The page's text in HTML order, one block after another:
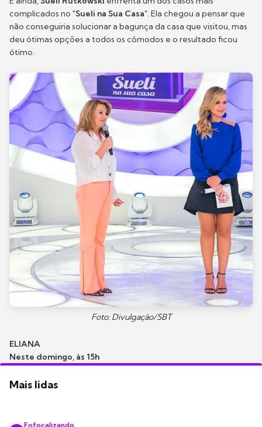
complicados no "Sueli na Sua Casa". Ela chegou a pensar que
não conseguiria solucionar a bagunça da casa que visitou, mas
deu ótimas opções a todos os cômodos e o resultado ficou
ótimo.
Foto: Divulgação/SBT
ELIANA
Neste domingo, às 15h
Mais lidas
Fofocalizando